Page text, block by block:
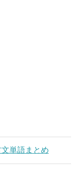
単語まとめ